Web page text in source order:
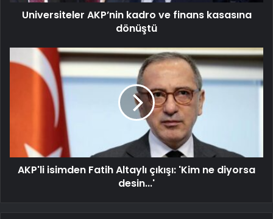
Universiteler AKP’nin kadro ve finans kasasına
dönüştü
AKP'li isimden Fatih Altaylı çıkışı: 'Kim ne diyorsa
desin...'